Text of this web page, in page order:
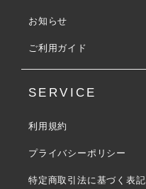
お知らせ
ご利用ガイド
SERVICE
利用規約
プライバシーポリシー
特定商取引法に基づく表記